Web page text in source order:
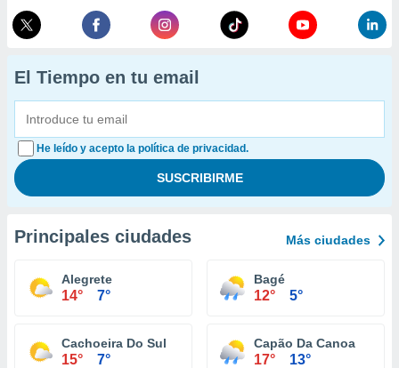
El Tiempo en tu email
He leído y acepto la política de privacidad.
Principales ciudades Más ciudades
Alegrete
14° 7°
Bagé
12° 5°
Cachoeira Do Sul
15° 7°
Capão Da Canoa
17° 13°